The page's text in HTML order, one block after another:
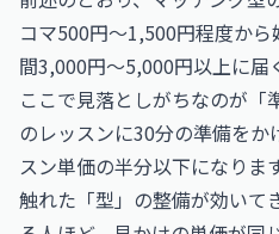
コマ500円〜1,500円程度か
間3,000円〜5,000円以上に届
ここで見落としがちなのが「
のレッスンに30分の準備を
スン単価の半分以下になりま
触れた「型」の整備が効いて